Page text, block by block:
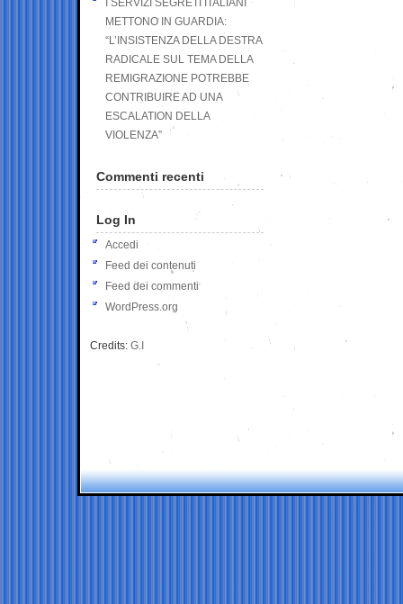
I SERVIZI SEGRETI ITALIANI
METTONO IN GUARDIA:
“L’INSISTENZA DELLA DESTRA
RADICALE SUL TEMA DELLA
REMIGRAZIONE POTREBBE
CONTRIBUIRE AD UNA
ESCALATION DELLA
VIOLENZA”
Commenti recenti
Log In
Accedi
Feed dei contenuti
Feed dei commenti
WordPress.org
Credits: G.I